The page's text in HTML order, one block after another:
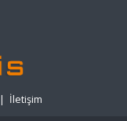
| İletişim